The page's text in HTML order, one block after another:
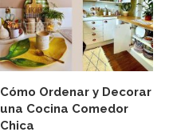
Cómo Ordenar y Decorar
una Cocina Comedor
Chica